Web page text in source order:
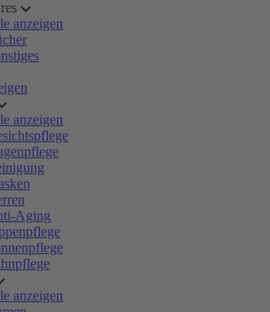
anzeigen
anzeigen
Aging
anzeigen